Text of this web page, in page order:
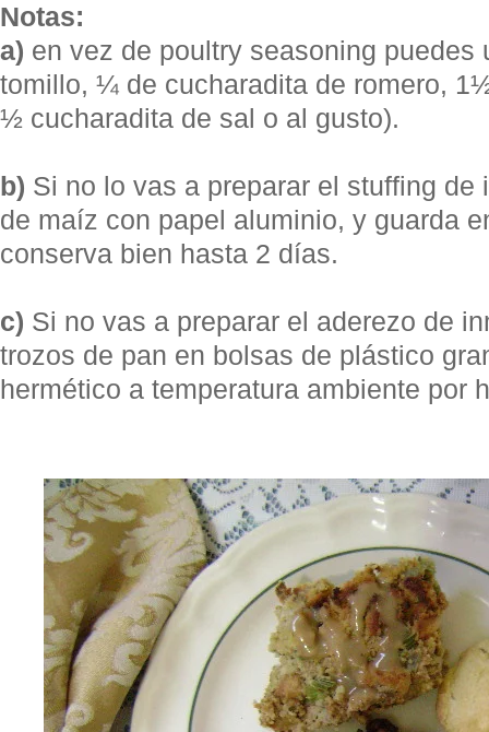
Notas:
a) en vez de poultry seasoning puedes
tomillo, ¼ de cucharadita de romero,
½ cucharadita de sal o al gusto).
b) Si no lo vas a preparar el stuffing de
de maíz con papel aluminio, y guarda
conserva bien hasta 2 días.
c) Si no vas a preparar el aderezo de
trozos de pan en bolsas de plástico
hermético a temperatura ambiente por